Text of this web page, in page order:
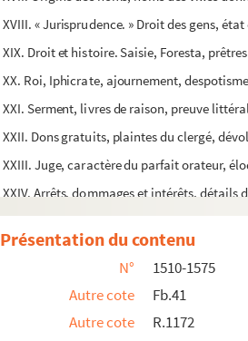
XVIII. « Jurisprudence. » Droit des gens,
XIX. Droit et histoire. Saisie, Foresta,
XX. Roi, Iphicrate, ajournement,
XXI. Serment, livres de raison, preuve
XXII. Dons gratuits, plaintes du clergé,
XXIII. Juge, caractère du parfait orateur,
XXIV. Arrêts, dommages et intérêts,
XXV. Cas royaux, port d'armes, illustres
XXVI. Défaut d'insinuation, acte de
XXVII. Remontrance de la Cour des aides
XXVIII. Dissertation de Dupérier sur la
XXIX. Offices de charité, esprit de Dieu,
Présentation du contenu
N°
1510-1575
Autre cote
Fb.41
Autre cote
R.1172